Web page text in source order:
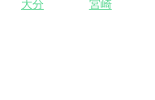
大分
宮崎